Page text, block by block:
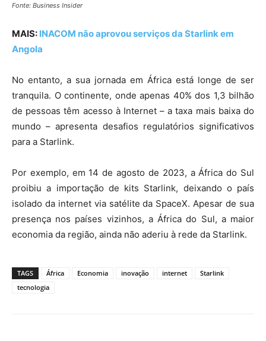
Fonte: Business Insider
MAIS: INACOM não aprovou serviços da Starlink em
Angola
No entanto, a sua jornada em África está longe de ser
tranquila. O continente, onde apenas 40% dos 1,3 bilhão
de pessoas têm acesso à Internet – a taxa mais baixa do
mundo – apresenta desafios regulatórios significativos
para a Starlink.
Por exemplo, em 14 de agosto de 2023, a África do Sul
proibiu a importação de kits Starlink, deixando o país
isolado da internet via satélite da SpaceX. Apesar de sua
presença nos países vizinhos, a África do Sul, a maior
economia da região, ainda não aderiu à rede da Starlink.
TAGS África Economia inovação internet
Starlink
tecnologia